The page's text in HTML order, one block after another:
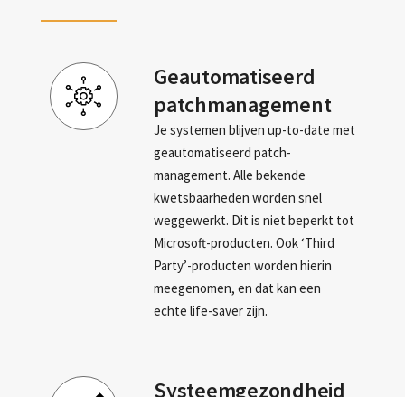
Geautomatiseerd
patchmanagement
Je systemen blijven up-to-date met
geautomatiseerd patch-
management. Alle bekende
kwetsbaarheden worden snel
weggewerkt. Dit is niet beperkt tot
Microsoft-producten. Ook ‘Third
Party’-producten worden hierin
meegenomen, en dat kan een
echte life-saver zijn.
Systeemgezondheid